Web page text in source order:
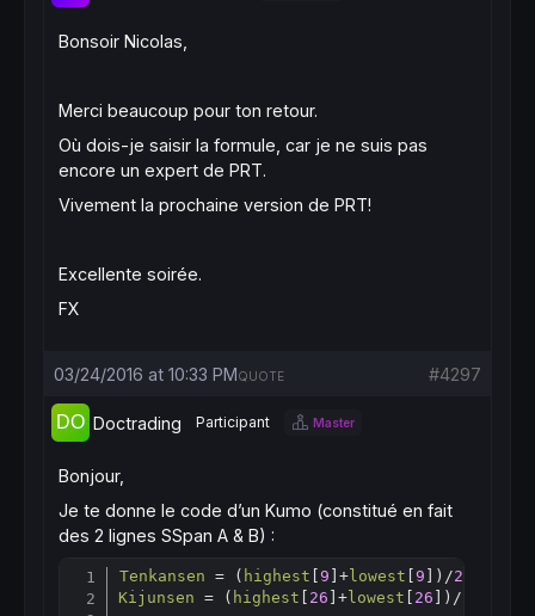
Bonsoir Nicolas,
Merci beaucoup pour ton retour.
Où dois-je saisir la formule, car je ne suis pas
encore un expert de PRT.
Vivement la prochaine version de PRT!
Excellente soirée.
FX
03/24/2016 at 10:33 PM #4297
QUOTE
Doctrading Participant Master
Bonjour,
Je te donne le code d’un Kumo (constitué en fait
des 2 lignes SSpan A & B) :
Tenkansen = ( highest [9 ]+ lowest [9 ])/2
Kijunsen = ( highest 26 ]+ lowest 26 ])/
Copy